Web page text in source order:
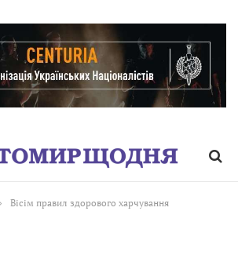
Вісім правил здорового харчування